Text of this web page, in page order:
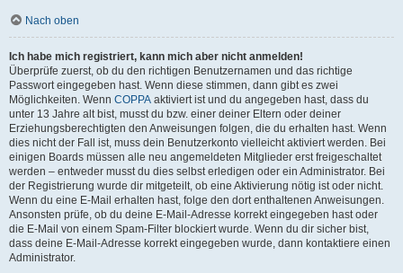
Nach oben
Ich habe mich registriert, kann mich aber nicht anmelden!
Überprüfe zuerst, ob du den richtigen Benutzernamen und das richtige
Passwort eingegeben hast. Wenn diese stimmen, dann gibt es zwei
Möglichkeiten. Wenn COPPA aktiviert ist und du angegeben hast, dass du
unter 13 Jahre alt bist, musst du bzw. einer deiner Eltern oder deiner
Erziehungsberechtigten den Anweisungen folgen, die du erhalten hast. Wenn
dies nicht der Fall ist, muss dein Benutzerkonto vielleicht aktiviert werden. Bei
einigen Boards müssen alle neu angemeldeten Mitglieder erst freigeschaltet
werden – entweder musst du dies selbst erledigen oder ein Administrator. Bei
der Registrierung wurde dir mitgeteilt, ob eine Aktivierung nötig ist oder nicht.
Wenn du eine E-Mail erhalten hast, folge den dort enthaltenen Anweisungen.
Ansonsten prüfe, ob du deine E-Mail-Adresse korrekt eingegeben hast oder
die E-Mail von einem Spam-Filter blockiert wurde. Wenn du dir sicher bist,
dass deine E-Mail-Adresse korrekt eingegeben wurde, dann kontaktiere einen
Administrator.